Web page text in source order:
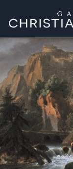
ACCUEIL
ŒUVRES
GALERIE
CONTACT
SEARCH SITE